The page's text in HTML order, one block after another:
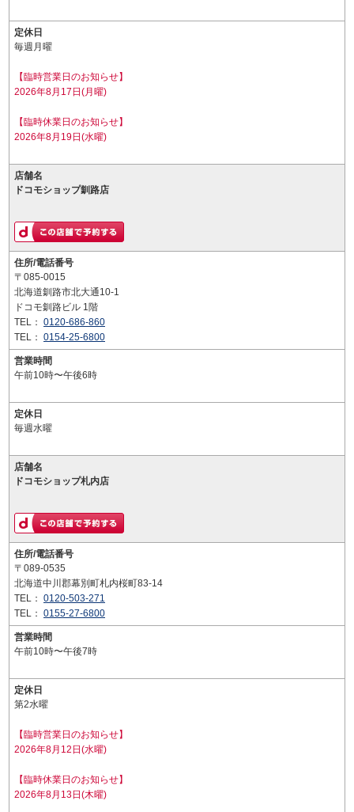
定休日
毎週月曜
【臨時営業日のお知らせ】
2026年8月17日(月曜)
【臨時休業日のお知らせ】
2026年8月19日(水曜)
店舗名
ドコモショップ釧路店
住所/電話番号
〒085-0015
北海道釧路市北大通10-1
ドコモ釧路ビル 1階
TEL： 0120-686-860
TEL： 0154-25-6800
営業時間
午前10時〜午後6時
定休日
毎週水曜
店舗名
ドコモショップ札内店
住所/電話番号
〒089-0535
北海道中川郡幕別町札内桜町83-14
TEL： 0120-503-271
TEL： 0155-27-6800
営業時間
午前10時〜午後7時
定休日
第2水曜
【臨時営業日のお知らせ】
2026年8月12日(水曜)
【臨時休業日のお知らせ】
2026年8月13日(木曜)